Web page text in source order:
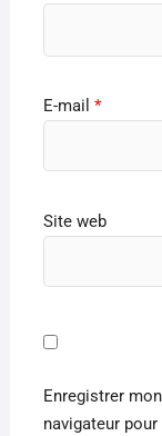
E-mail *
Site web
Enregistrer
navigateur